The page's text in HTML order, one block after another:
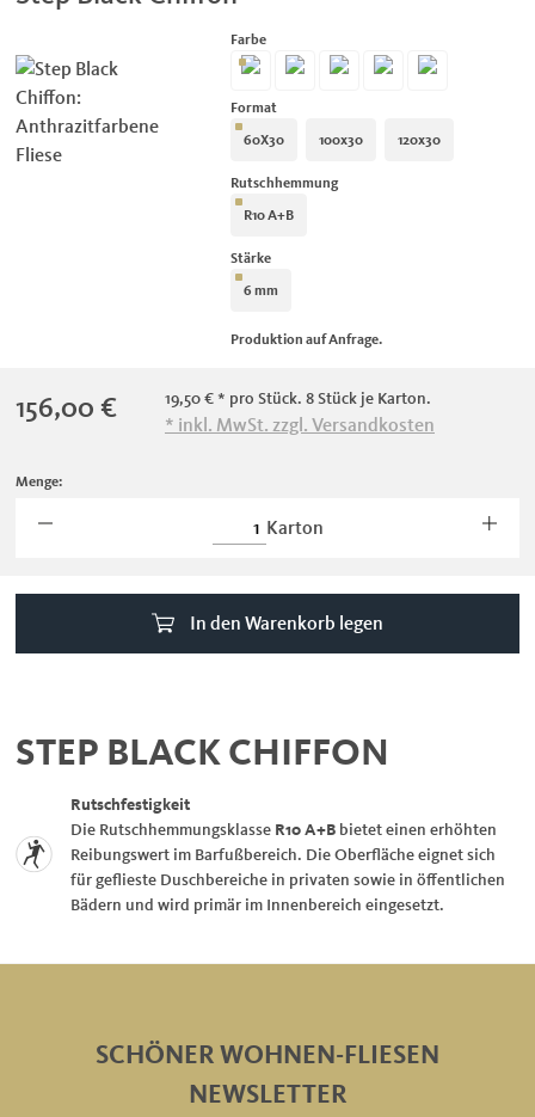
Farbeauswählen
Black Chiffon
Shantung Greige
Vanilla Lace
Velvet Brown
White Satin
Format
60X30
100x30 120x30
Rutschhemmungauswählen
R10 A+B
Stärkeauswählen
6 mm
Produktion auf Anfrage.
Regulärer Preis:
156,00 € 19,50 € * pro Stück. 8 Stück je Karton.
* inkl. MwSt. zzgl. Versandkosten
Menge:
Karton
In den Warenkorb legen
STEP BLACK CHIFFON
Rutschfestigkeit
Die Rutschhemmungsklasse R10 A+B bietet einen erhöhten
Reibungswert im Barfußbereich. Die Oberfläche eignet sich
für geflieste Duschbereiche in privaten sowie in öffentlichen
Bädern und wird primär im Innenbereich eingesetzt.
SCHÖNER WOHNEN-FLIESEN
NEWSLETTER